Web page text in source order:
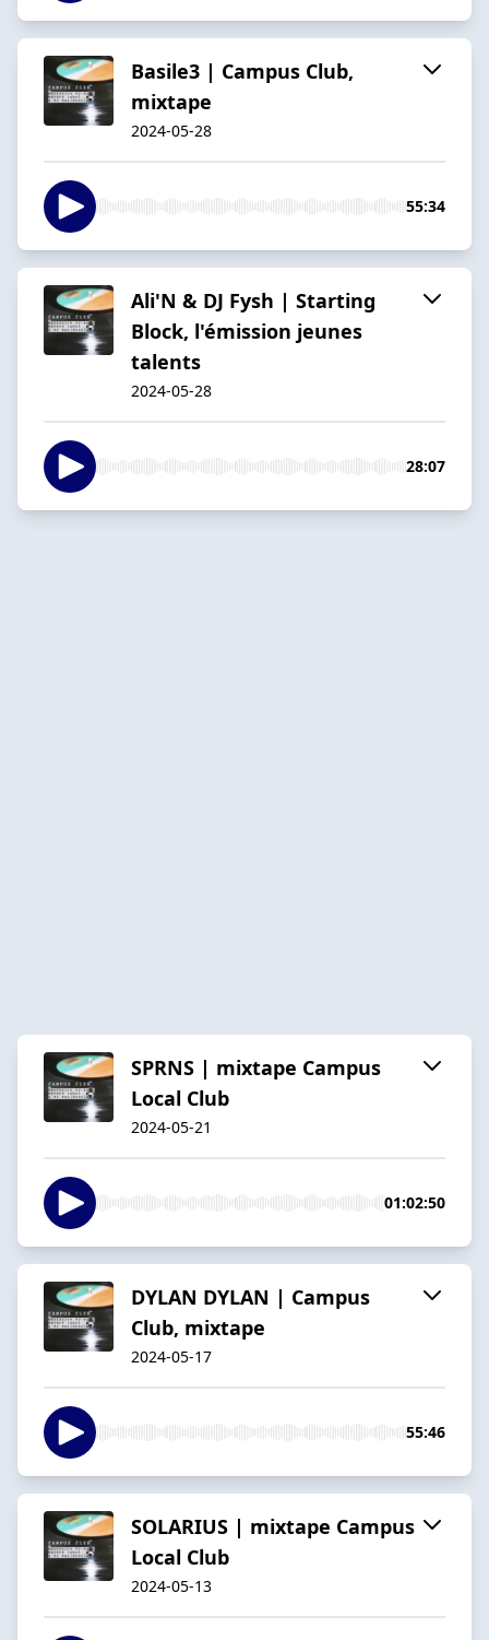
Basile3 | Campus Club,
mixtape
2024-05-28
55:34
Ali'N & DJ Fysh | Starting
Block, l'émission jeunes
talents
2024-05-28
28:07
SPRNS | mixtape Campus
Local Club
2024-05-21
01:02:50
DYLAN DYLAN | Campus
Club, mixtape
2024-05-17
55:46
SOLARIUS | mixtape Campus
Local Club
2024-05-13